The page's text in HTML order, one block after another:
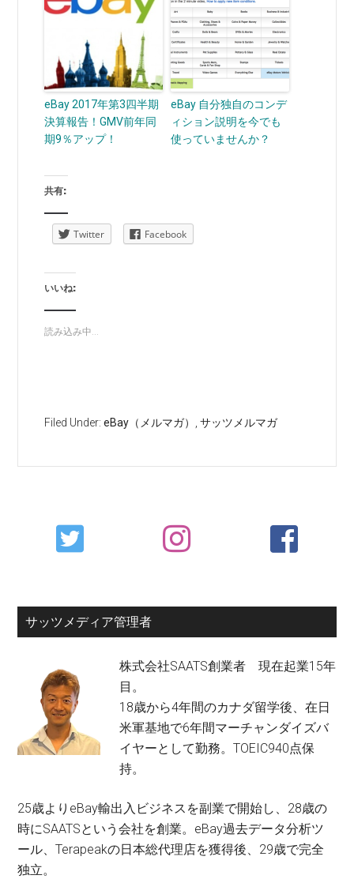
eBay 2017年第3四半期
決算報告！GMV前年同
期9％アップ！
eBay 自分独自のコンデ
ィション説明を今でも
使っていませんか？
共有:
Twitter Facebook
いいね:
読み込み中...
Filed Under:eBay（メルマガ） ,サッツメルマガ
Primary
Sidebar
サッツメディア管理者
株式会社SAATS創業者 現在起業15年
目。
18歳から4年間のカナダ留学後、在日
米軍基地で6年間マーチャンダイズバ
イヤーとして勤務。TOEIC940点保
持。
25歳よりeBay輸出入ビジネスを副業で開始し、28歳の
時にSAATSという会社を創業。eBay過去データ分析ツ
ール、Terapeakの日本総代理店を獲得後、29歳で完全
独立。